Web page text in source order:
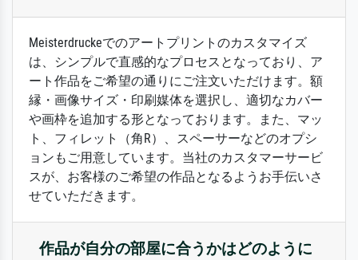
Meisterdruckeでのアートプリントのカスタマイズ
は、シンプルで直感的なプロセスとなっており、ア
ート作品をご希望の通りにご注文いただけます。額
縁・画像サイズ・印刷媒体を選択し、適切なカバー
や画枠を追加する形となっております。また、マッ
ト、フィレット（角R）、スペーサーなどのオプシ
ョンもご用意しています。当社のカスタマーサービ
スが、お客様のご希望の作品となるようお手伝いさ
せていただきます。
作品が自分の部屋に合うかはどのように